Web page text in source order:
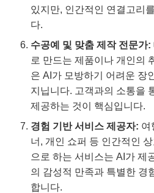
있지만, 인간적인 연결고리
다.
수공예 및 맞춤 제작 전문가:
로 만드는 제품이나 개인의
은 AI가 모방하기 어려운 장
지닙니다. 고객과의 소통을
제공하는 것이 핵심입니다.
경험 기반 서비스 제공자: 여
너, 개인 쇼퍼 등 인간적인
으로 하는 서비스는 AI가 제
의 감성적 만족과 특별한 경
합니다.